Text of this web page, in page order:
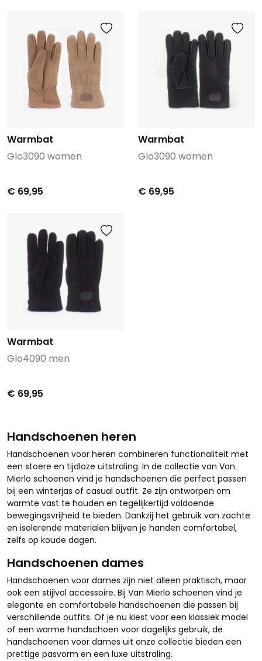
Warmbat
Glo3090 women
€ 69,95
Warmbat
Glo3090 women
€ 69,95
Warmbat
Glo4090 men
€ 69,95
Handschoenen heren
Handschoenen voor heren combineren functionaliteit met
een stoere en tijdloze uitstraling. In de collectie van Van
Mierlo schoenen vind je handschoenen die perfect passen
bij een winterjas of casual outfit. Ze zijn ontworpen om
warmte vast te houden en tegelijkertijd voldoende
bewegingsvrijheid te bieden. Dankzij het gebruik van zachte
en isolerende materialen blijven je handen comfortabel,
zelfs op koude dagen.
Handschoenen dames
Handschoenen voor dames zijn niet alleen praktisch, maar
ook een stijlvol accessoire. Bij Van Mierlo schoenen vind je
elegante en comfortabele handschoenen die passen bij
verschillende outfits. Of je nu kiest voor een klassiek model
of een warme handschoen voor dagelijks gebruik, de
handschoenen voor dames uit onze collectie bieden een
prettige pasvorm en een luxe uitstraling.